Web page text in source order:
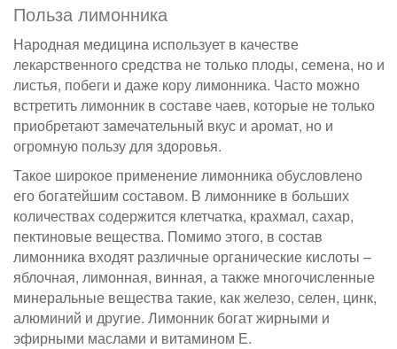
Польза лимонника
Народная медицина использует в качестве
лекарственного средства не только плоды, семена, но и
листья, побеги и даже кору лимонника. Часто можно
встретить лимонник в составе чаев, которые не только
приобретают замечательный вкус и аромат, но и
огромную пользу для здоровья.
Такое широкое применение лимонника обусловлено
его богатейшим составом. В лимоннике в больших
количествах содержится клетчатка, крахмал, сахар,
пектиновые вещества. Помимо этого, в состав
лимонника входят различные органические кислоты –
яблочная, лимонная, винная, а также многочисленные
минеральные вещества такие, как железо, селен, цинк,
алюминий и другие. Лимонник богат жирными и
эфирными маслами и витамином Е.